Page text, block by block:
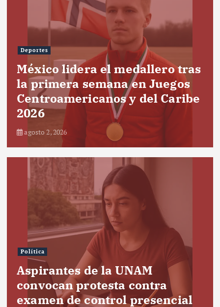
Deportes
México lidera el medallero tras
la primera semana en Juegos
Centroamericanos y del Caribe
2026
agosto 2, 2026
Política
Aspirantes de la UNAM
convocan protesta contra
examen de control presencial